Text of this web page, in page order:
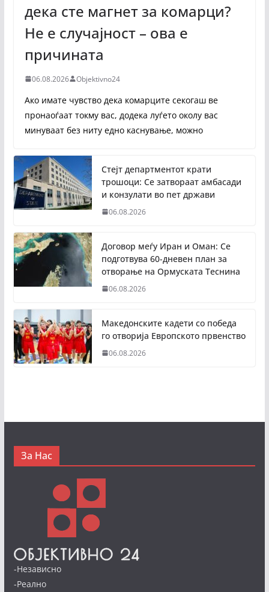
дека сте магнет за комарци?
Не е случајност – ова е
причината
06.08.2026 Objektivno24
Ако имате чувство дека комарците секогаш ве
пронаоѓаат токму вас, додека луѓето околу вас
минуваат без ниту едно каснување, можно
Стејт департментот крати
трошоци: Се затвораат амбасади
и конзулати во пет држави
06.08.2026
Договор меѓу Иран и Оман: Се
подготвува 60-дневен план за
отворање на Ормуската Теснина
06.08.2026
Македонските кадети со победа
го отворија Европското првенство
06.08.2026
За Нас
-Независно
-Реално